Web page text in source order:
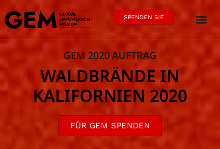
SPENDEN SIE
GEM 2020 AUFTRAG
WALDBRÄNDE IN
KALIFORNIEN 2020
FÜR GEM SPENDEN